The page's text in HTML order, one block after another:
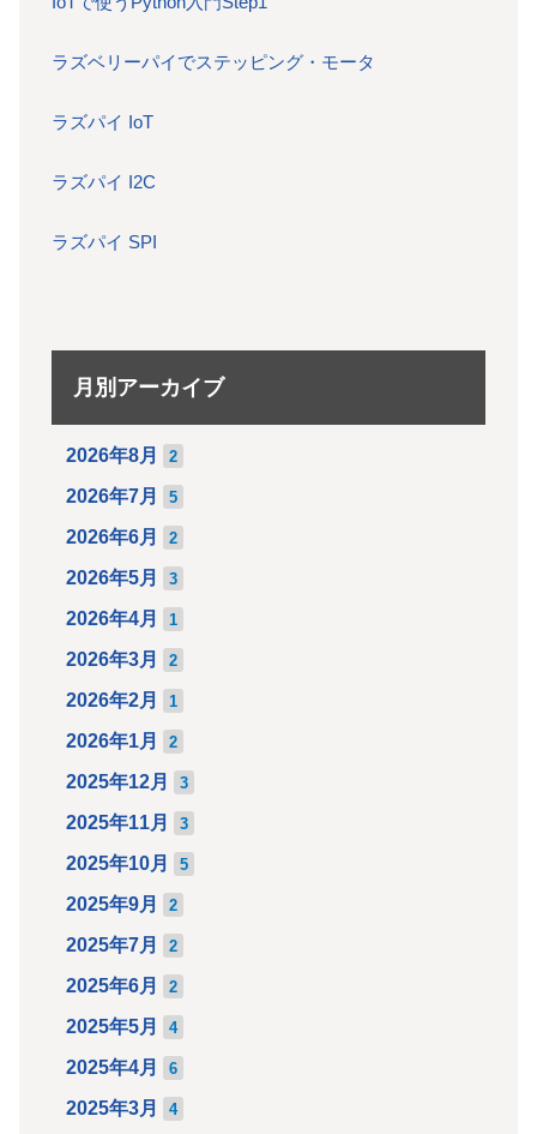
ラズベリーパイでステッピング・モータ
ラズパイ IoT
ラズパイ I2C
ラズパイ SPI
月別アーカイブ
2026年8月 2
2026年7月 5
2026年6月 2
2026年5月 3
2026年4月 1
2026年3月 2
2026年2月 1
2026年1月 2
2025年12月 3
2025年11月 3
2025年10月 5
2025年9月 2
2025年7月 2
2025年6月 2
2025年5月 4
2025年4月 6
2025年3月 4